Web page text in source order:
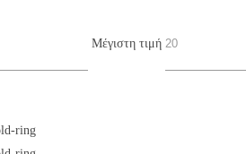
Μέγιστη τιμή